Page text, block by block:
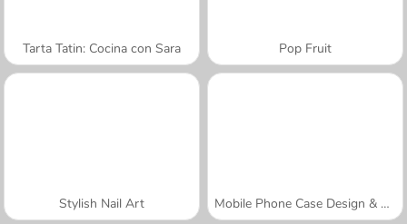
Tarta Tatin: Cocina con Sara Pop Fruit
Stylish Nail Art Mobile Phone Case Design & DIY